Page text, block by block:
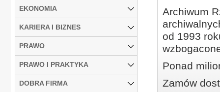
Archiwum
od 1993
Ponad
Zamów
EKONOMIA
KARIERA I BIZNES
PRAWO
PRAWO I PRAKTYKA
DOBRA FIRMA